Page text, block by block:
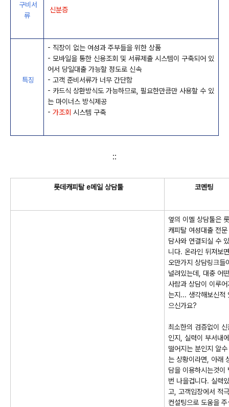
구비서
류
신분증
특징
- 직장이 없는 여성과 주부들을 위한 상품
- 모바일을 통한 신용조회 및 서류제출 시스템이 구축되어 있
어서 당일대출 가능할 정도로 신속
- 고객 준비서류가 너무 간단함
- 카드식 상환방식도 가능하므로, 필요한만큼만 사용할 수 있
는 마이너스 방식제공
- 가조회 시스템 구축
::
롯데캐피탈 e메일 상담툴 코멘팅
옆의 이멜 상담툴은
캐피탈 여성대출 전
담사와 연결되실 수
니다. 온라인 뒤져보면
오만가지 상담링크들
널려있는데, 대충 어떤
사람과 상담이 이루어
는지... 생각해보신적
으신가요?
최소한의 검증없이 신
인지, 실력이 부서내
떨어지는 분인지 알
는 상황이라면, 아래
담을 이용하시는것이
번 나을겁니다. 실력있
고, 고객입장에서 적
컨설팅으로 도움을 주